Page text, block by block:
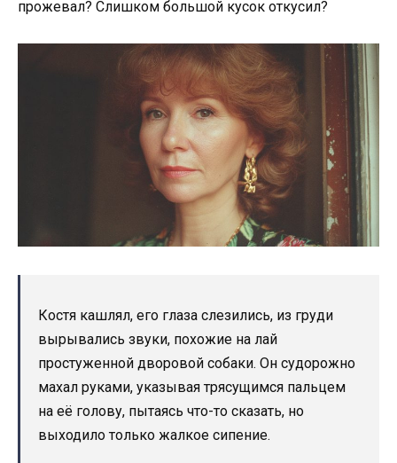
прожевал? Слишком большой кусок откусил?
Костя кашлял, его глаза слезились, из груди
вырывались звуки, похожие на лай
простуженной дворовой собаки. Он судорожно
махал руками, указывая трясущимся пальцем
на её голову, пытаясь что-то сказать, но
выходило только жалкое сипение.